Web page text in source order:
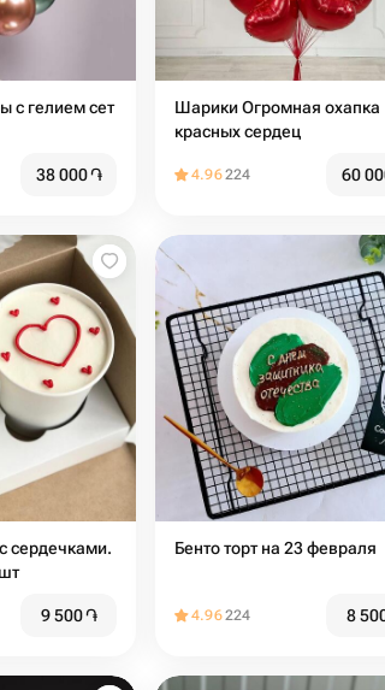
с гелием сет
38 000֏
Шарики Огромная охапка
красных сердец
4.96224 60
сердечками.
9 500֏
Бенто торт на 23 февраля
4.96224 8